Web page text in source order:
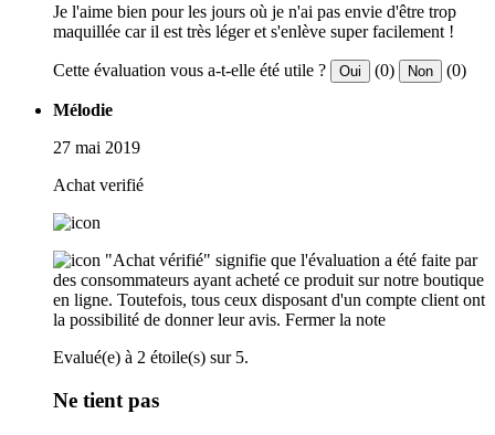
Je l'aime bien pour les jours où je n'ai pas envie d'être trop
maquillée car il est très léger et s'enlève super facilement !
Cette évaluation vous a-t-elle été utile ? Oui (0) Non (0)
Mélodie
27 mai 2019
Achat verifié
"Achat vérifié" signifie que l'évaluation a été faite par
des consommateurs ayant acheté ce produit sur notre boutique
en ligne. Toutefois, tous ceux disposant d'un compte client ont
la possibilité de donner leur avis. Fermer la note
Evalué(e) à 2 étoile(s) sur 5.
Ne tient pas